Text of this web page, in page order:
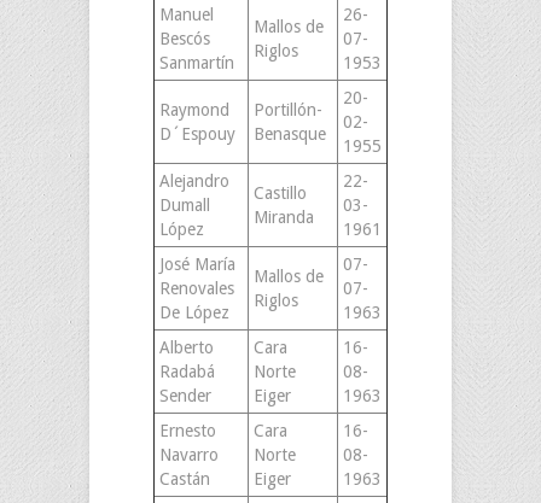
Manuel
Bescós
Sanmartín
Mallos de
Riglos
26-
07-
1953
Raymond
D´Espouy
Portillón-
Benasque
20-
02-
1955
Alejandro
Dumall
López
Castillo
Miranda
22-
03-
1961
José María
Renovales
De López
Mallos de
Riglos
07-
07-
1963
Alberto
Radabá
Sender
Cara
Norte
Eiger
16-
08-
1963
Ernesto
Navarro
Castán
Cara
Norte
Eiger
16-
08-
1963